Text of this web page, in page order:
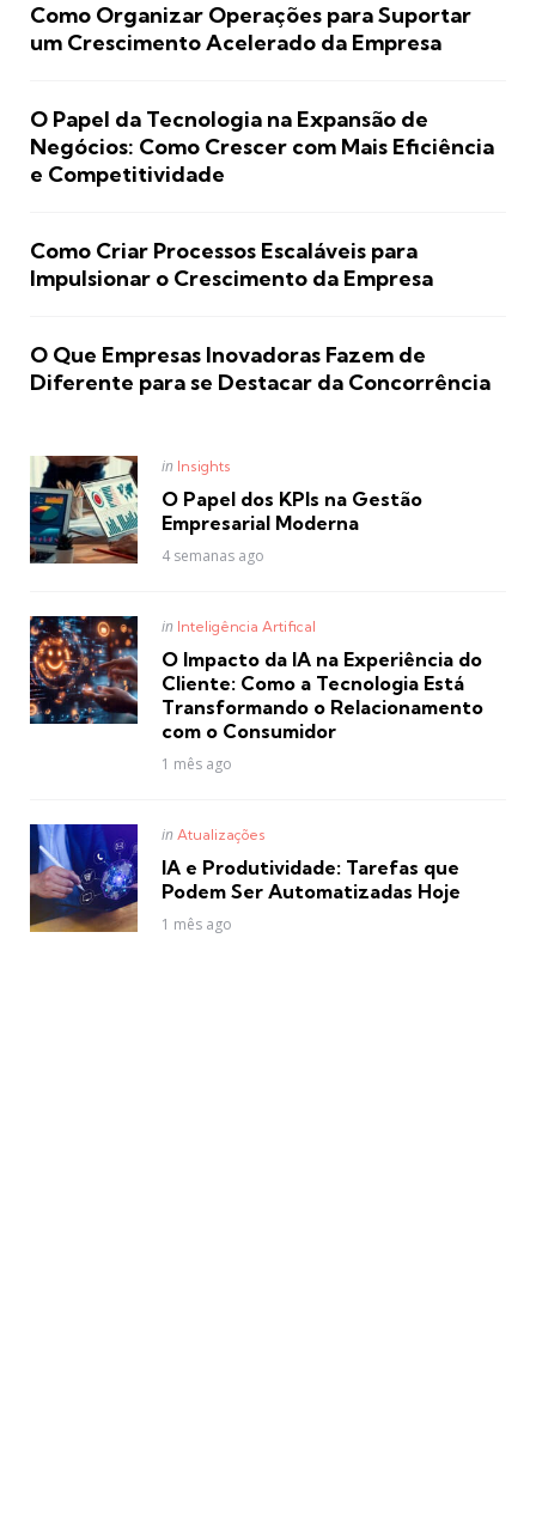
Como Organizar Operações para Suportar
um Crescimento Acelerado da Empresa
O Papel da Tecnologia na Expansão de
Negócios: Como Crescer com Mais Eficiência
e Competitividade
Como Criar Processos Escaláveis para
Impulsionar o Crescimento da Empresa
O Que Empresas Inovadoras Fazem de
Diferente para se Destacar da Concorrência
Posted
in Insights
O Papel dos KPIs na Gestão
Empresarial Moderna
4 semanas ago
Posted
in Inteligência Artifical
O Impacto da IA na Experiência do
Cliente: Como a Tecnologia Está
Transformando o Relacionamento
com o Consumidor
1 mês ago
Posted
in Atualizações
IA e Produtividade: Tarefas que
Podem Ser Automatizadas Hoje
1 mês ago